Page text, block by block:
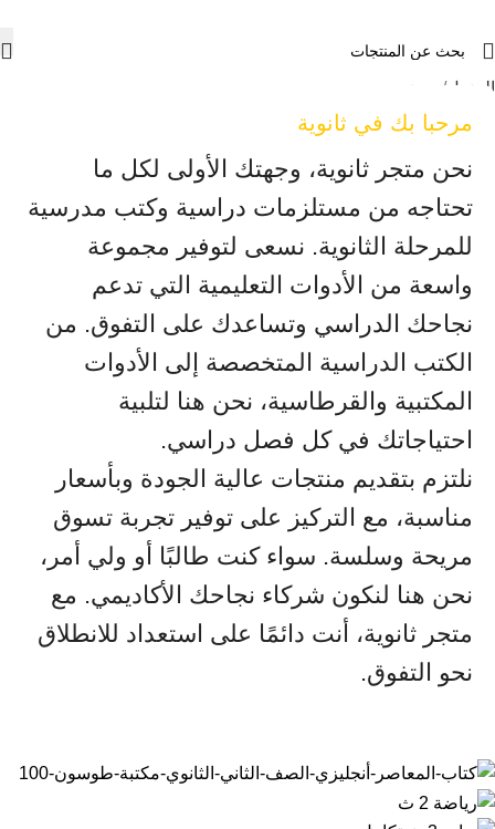
المنزل
مرحبا بك في ثانوية
نحن متجر ثانوية، وجهتك الأولى لكل ما
تحتاجه من مستلزمات دراسية وكتب مدرسية
للمرحلة الثانوية. نسعى لتوفير مجموعة
واسعة من الأدوات التعليمية التي تدعم
نجاحك الدراسي وتساعدك على التفوق. من
الكتب الدراسية المتخصصة إلى الأدوات
المكتبية والقرطاسية، نحن هنا لتلبية
احتياجاتك في كل فصل دراسي.
نلتزم بتقديم منتجات عالية الجودة وبأسعار
مناسبة، مع التركيز على توفير تجربة تسوق
مريحة وسلسة. سواء كنت طالبًا أو ولي أمر،
نحن هنا لنكون شركاء نجاحك الأكاديمي. مع
متجر ثانوية، أنت دائمًا على استعداد للانطلاق
نحو التفوق.